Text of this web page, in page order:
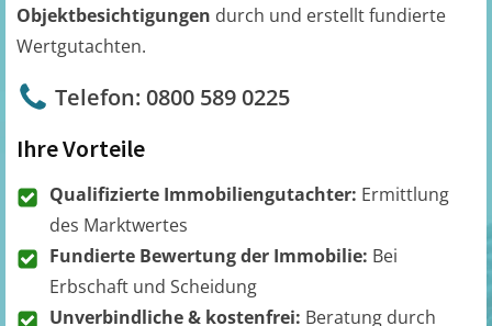
Objektbesichtigungen durch und erstellt fundierte
Wertgutachten.
Telefon: 0800 589 0225
Ihre Vorteile
Qualifizierte Immobiliengutachter: Ermittlung
des Marktwertes
Fundierte Bewertung der Immobilie: Bei
Erbschaft und Scheidung
Unverbindliche & kostenfrei: Beratung durch